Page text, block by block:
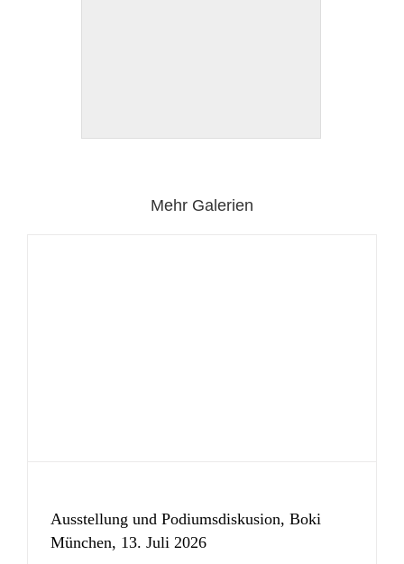
Mehr Galerien
Ausstellung und Podiumsdiskusion, Boki
München, 13. Juli 2026